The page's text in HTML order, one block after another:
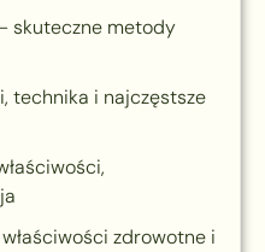
skuteczne metody
technika i najczęstsze
zdrowotne i